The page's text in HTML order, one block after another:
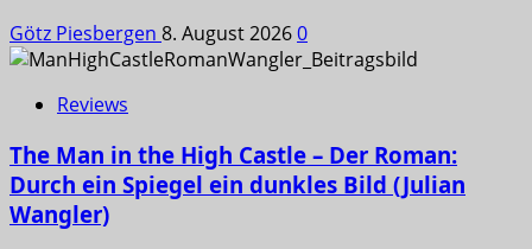
Götz Piesbergen 8. August 20260
Reviews
The Man in the High Castle – Der Roman:
Durch ein Spiegel ein dunkles Bild (Julian
Wangler)